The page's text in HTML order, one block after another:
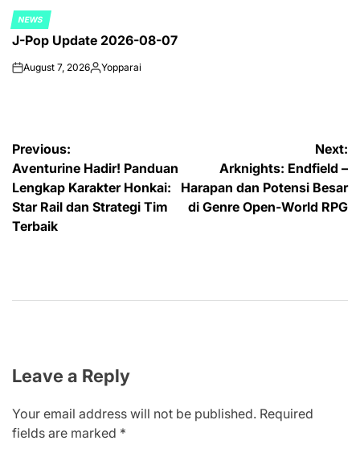
POSTED
IN
NEWS
J-Pop Update 2026-08-07
onAugust 7, 2026Posted
Yopparai
Post
navigation
Previous:
Aventurine Hadir! Panduan
Lengkap Karakter Honkai:
Star Rail dan Strategi Tim
Terbaik
Next:
Arknights: Endfield –
Harapan dan Potensi Besar
di Genre Open-World RPG
Leave a Reply
Your email address will not be published. Required
fields are marked *